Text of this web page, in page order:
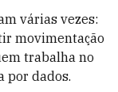
várias vezes:
movimentação
trabalha no
por dados.